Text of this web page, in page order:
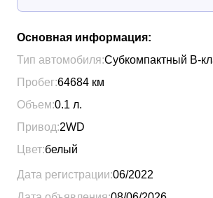
Основная информация:
Тип автомобиля:Субкомпактный B-
Пробег:64684 км
Объем:0.1 л.
Привод:2WD
Цвет:белый
Дата регистрации:06/2022